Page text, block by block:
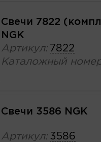
Свечи 7822
NGK
Артикул: 7822
Каталожный
Свечи 3586 NGK
Артикул: 3586